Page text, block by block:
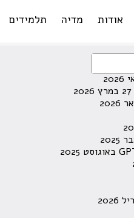
אודות מדיה תלמידים
27 במרץ 2026